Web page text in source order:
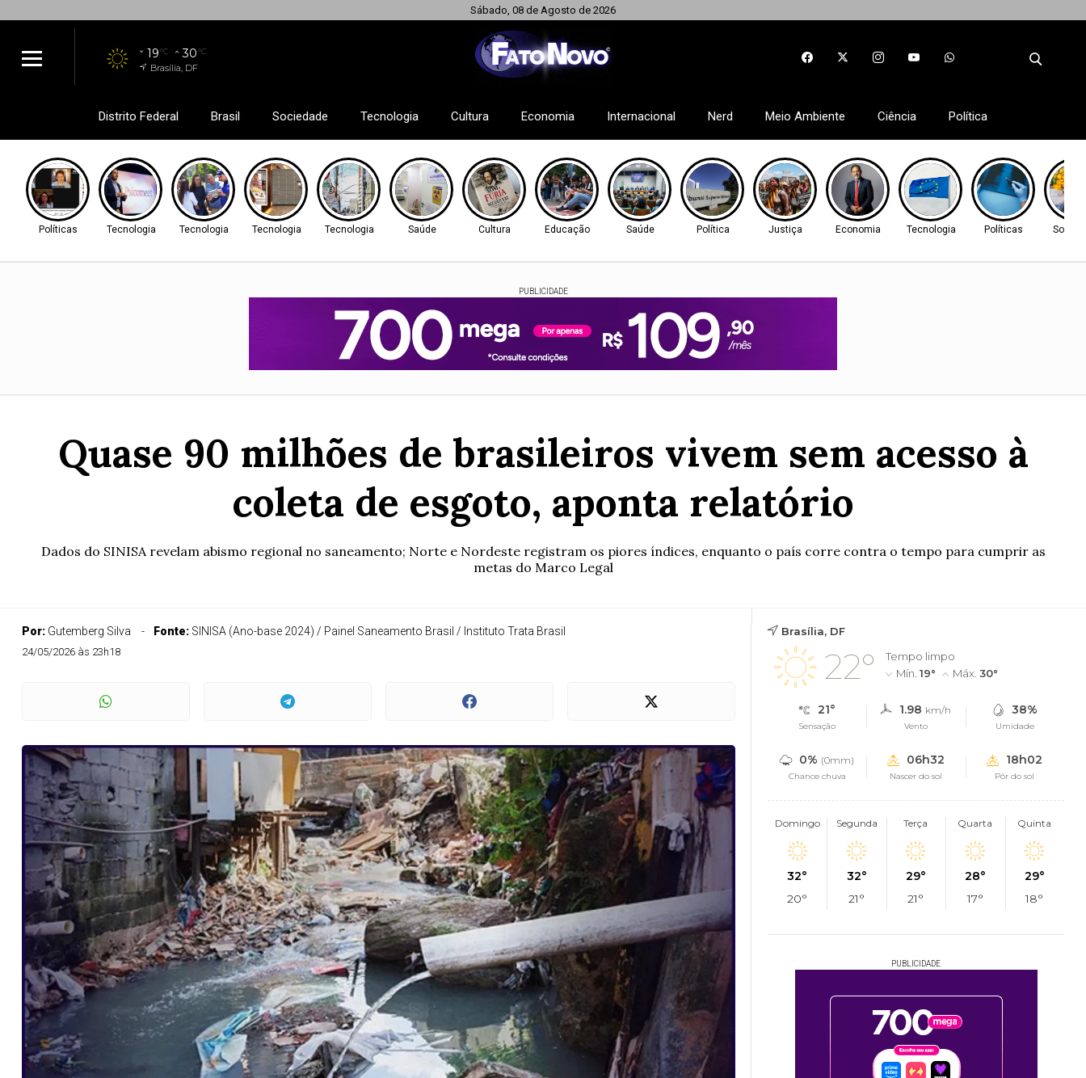
Sábado, 08 de Agosto de 2026
19°C 30°C
Brasília, DF
Distrito Federal Brasil Sociedade Tecnologia Cultura Economia Internacional Nerd Meio Ambiente Ciência Política
Políticas Tecnologia Tecnologia Tecnologia Tecnologia Saúde Cultura Educação Saúde Política Justiça Economia Tecnologia Políticas
PUBLICIDADE
Quase 90 milhões de brasileiros vivem sem acesso à
coleta de esgoto, aponta relatório
Dados do SINISA revelam abismo regional no saneamento; Norte e Nordeste registram os piores índices, enquanto o país corre contra o tempo para cumprir as
metas do Marco Legal
Por: Gutemberg Silva Fonte: SINISA (Ano-base 2024) / Painel Saneamento Brasil / Instituto Trata Brasil
24/05/2026 às 23h18
Brasília, DF
22°
Tempo limpo
Mín. 19° Máx. 30°
21°
Sensação
1.98 km/h
Vento
38%
Umidade
0% (0mm)
Chance chuva
06h32
Nascer do sol
18h02
Pôr do sol
Domingo
32°
20°
Segunda
32°
21°
Terça
29°
21°
Quarta
28°
17°
Quinta
29°
18°
PUBLICIDADE